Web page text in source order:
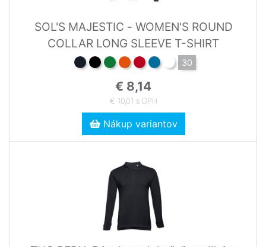
SOL'S MAJESTIC - WOMEN'S ROUND
COLLAR LONG SLEEVE T-SHIRT
30
€ 8,14
€ 10,01 s DPH
Nákup variantov